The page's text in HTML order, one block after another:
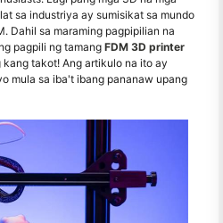
sa industriya ay sumisikat sa mundo
Dahil sa maraming pagpipilian na
pagpili ng tamang FDM 3D printer
takot! Ang artikulo na ito ay
mula sa iba't ibang pananaw upang